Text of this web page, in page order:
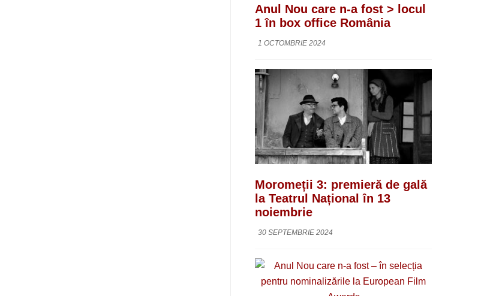
Anul Nou care n-a fost > locul
1 în box office România
1 OCTOMBRIE 2024
Moromeții 3: premieră de gală
la Teatrul Național în 13
noiembrie
30 SEPTEMBRIE 2024